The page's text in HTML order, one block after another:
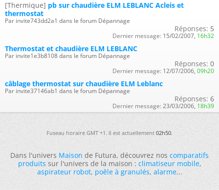
[Thermique] pb sur chaudière ELM LEBLANC Acleis et
thermostat
Par invite743dd2a1 dans le forum Dépannage
Réponses: 5
Dernier message: 15/02/2007, 16h32
Thermostat et chaudière ELM LEBLANC
Par invite1e3b8108 dans le forum Dépannage
Réponses: 0
Dernier message: 12/07/2006, 09h20
câblage thermostat sur chaudière ELM Leblanc
Par invite37146ab1 dans le forum Dépannage
Réponses: 6
Dernier message: 23/03/2006, 18h39
Fuseau horaire GMT +1. Il est actuellement02h50.
Dans l'universMaisonde Futura, découvrez noscomparatifs
produitssur l'univers de la maison :climatiseur mobile,
aspirateur robot,poêle à granulés,alarme...